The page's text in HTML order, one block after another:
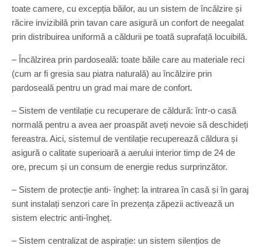
toate camere, cu excepția băilor, au un sistem de încălzire și
răcire invizibilă prin tavan care asigură un confort de neegalat
prin distribuirea uniformă a căldurii pe toată suprafață locuibilă.
– Încălzirea prin pardoseală: toate băile care au materiale reci
(cum ar fi gresia sau piatra naturală) au încălzire prin
pardoseală pentru un grad mai mare de confort.
– Sistem de ventilație cu recuperare de căldură: într-o casă
normală pentru a avea aer proaspăt aveți nevoie să deschideți
fereastra. Aici, sistemul de ventilație recuperează căldura și
asigură o calitate superioară a aerului interior timp de 24 de
ore, precum și un consum de energie redus surprinzător.
– Sistem de protecție anti- îngheț: la intrarea în casă și în garaj
sunt instalați senzori care în prezența zăpezii activează un
sistem electric anti-îngheț.
– Sistem centralizat de aspirație: un sistem silențios de